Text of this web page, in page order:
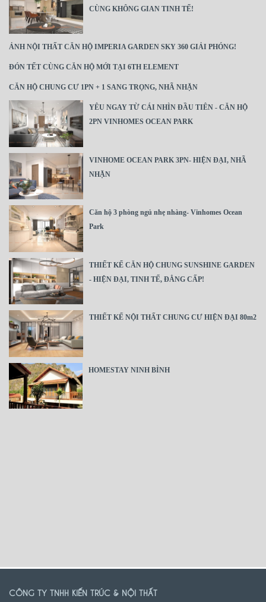
CÙNG KHÔNG GIAN TINH TẾ!
ẢNH NỘI THẤT CĂN HỘ IMPERIA GARDEN SKY 360 GIẢI PHÓNG!
ĐÓN TẾT CÙNG CĂN HỘ MỚI TẠI 6TH ELEMENT
CĂN HỘ CHUNG CƯ 1PN + 1 SANG TRỌNG, NHÃ NHẶN
YÊU NGAY TỪ CÁI NHÌN ĐẦU TIÊN - CĂN HỘ
2PN VINHOMES OCEAN PARK
VINHOME OCEAN PARK 3PN- HIỆN ĐẠI, NHÃ
NHẶN
Căn hộ 3 phòng ngủ nhẹ nhàng- Vinhomes Ocean
Park
THIẾT KẾ CĂN HỘ CHUNG SUNSHINE GARDEN
- HIỆN ĐẠI, TINH TẾ, ĐẲNG CẤP!
THIẾT KẾ NỘI THẤT CHUNG CƯ HIỆN ĐẠI 80m2
HOMESTAY NINH BÌNH
CÔNG TY TNHH KIẾN TRÚC & NỘI THẤT